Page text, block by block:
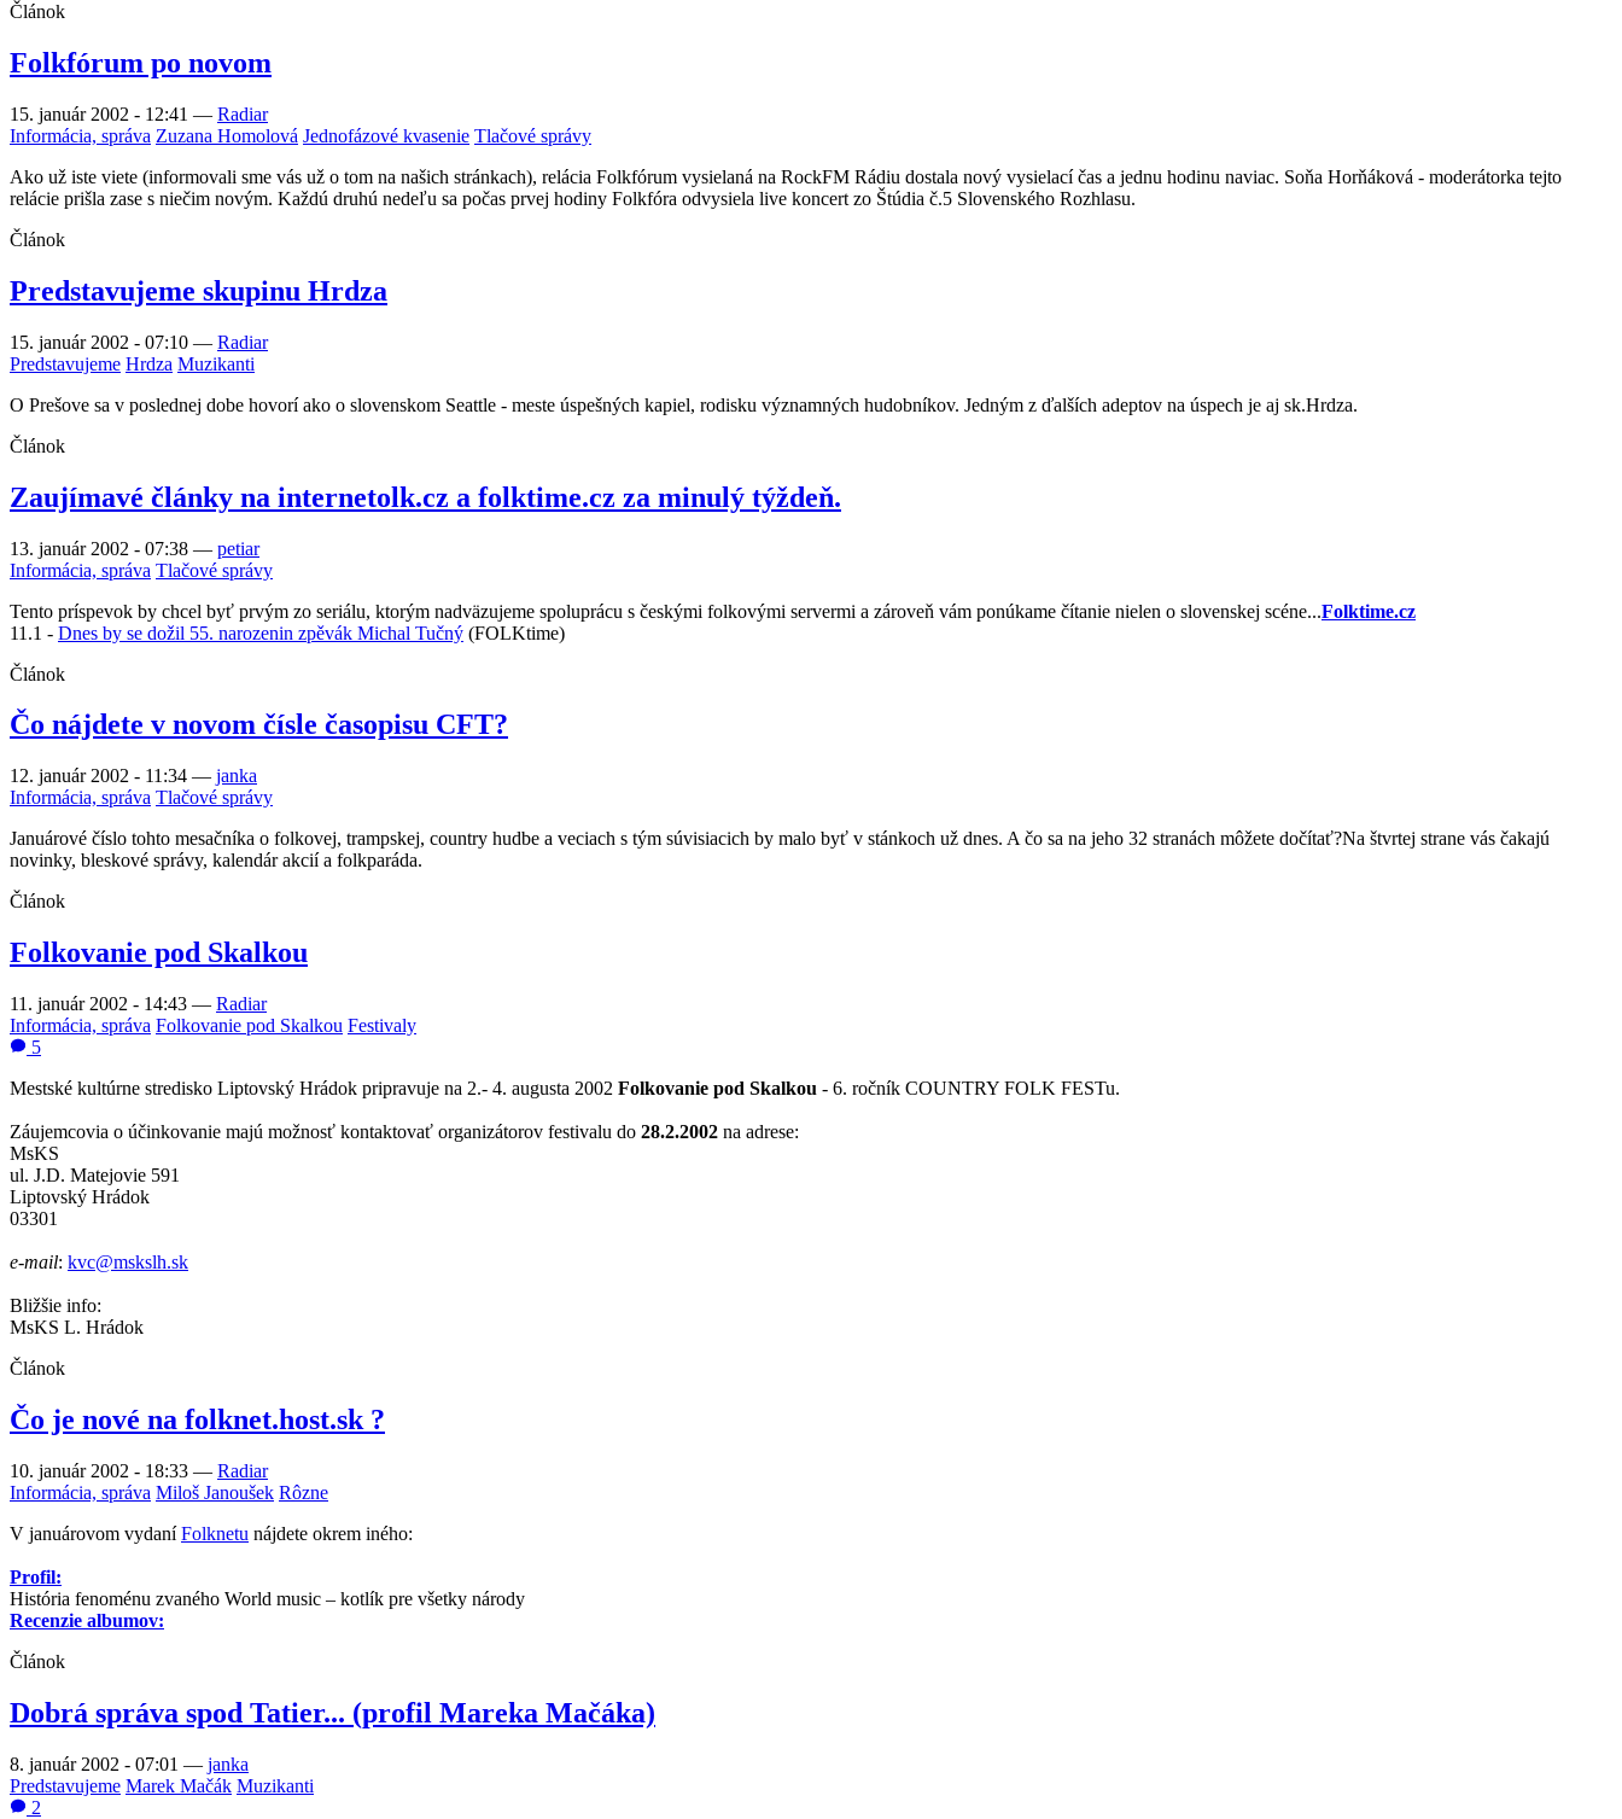
Článok
Folkfórum po novom
15. január 2002 - 12:41 — Radiar
Informácia, správa Zuzana Homolová Jednofázové kvasenie Tlačové správy
Ako už iste viete (informovali sme vás už o tom na našich stránkach), relácia Folkfórum vysielaná na RockFM Rádiu dostala nový vysielací čas a jednu hodinu naviac. Soňa Horňáková - moderátorka tejto
relácie prišla zase s niečim novým. Každú druhú nedeľu sa počas prvej hodiny Folkfóra odvysiela live koncert zo Štúdia č.5 Slovenského Rozhlasu.
Článok
Predstavujeme skupinu Hrdza
15. január 2002 - 07:10 — Radiar
Predstavujeme Hrdza Muzikanti
O Prešove sa v poslednej dobe hovorí ako o slovenskom Seattle - meste úspešných kapiel, rodisku významných hudobníkov. Jedným z ďalších adeptov na úspech je aj sk.Hrdza.
Článok
Zaujímavé články na internetolk.cz a folktime.cz za minulý týždeň.
13. január 2002 - 07:38 — petiar
Informácia, správa Tlačové správy
Tento príspevok by chcel byť prvým zo seriálu, ktorým nadväzujeme spoluprácu s českými folkovými servermi a zároveň vám ponúkame čítanie nielen o slovenskej scéne...Folktime.cz
11.1 - Dnes by se dožil 55. narozenin zpěvák Michal Tučný (FOLKtime)
Článok
Čo nájdete v novom čísle časopisu CFT?
12. január 2002 - 11:34 — janka
Informácia, správa Tlačové správy
Januárové číslo tohto mesačníka o folkovej, trampskej, country hudbe a veciach s tým súvisiacich by malo byť v stánkoch už dnes. A čo sa na jeho 32 stranách môžete dočítať?Na štvrtej strane vás čakajú
novinky, bleskové správy, kalendár akcií a folkparáda.
Článok
Folkovanie pod Skalkou
11. január 2002 - 14:43 — Radiar
Informácia, správa Folkovanie pod Skalkou Festivaly
5
Mestské kultúrne stredisko Liptovský Hrádok pripravuje na 2.- 4. augusta 2002 Folkovanie pod Skalkou - 6. ročník COUNTRY FOLK FESTu.
Záujemcovia o účinkovanie majú možnosť kontaktovať organizátorov festivalu do 28.2.2002 na adrese:
MsKS
ul. J.D. Matejovie 591
Liptovský Hrádok
03301
e-mail: kvc@mskslh.sk
Bližšie info:
MsKS L. Hrádok
Článok
Čo je nové na folknet.host.sk ?
10. január 2002 - 18:33 — Radiar
Informácia, správa Miloš Janoušek Rôzne
V januárovom vydaníFolknetu nájdete okrem iného:
Profil:
História fenoménu zvaného World music – kotlík pre všetky národy
Recenzie albumov:
Článok
Dobrá správa spod Tatier... (profil Mareka Mačáka)
8. január 2002 - 07:01 — janka
Predstavujeme Marek Mačák Muzikanti
2